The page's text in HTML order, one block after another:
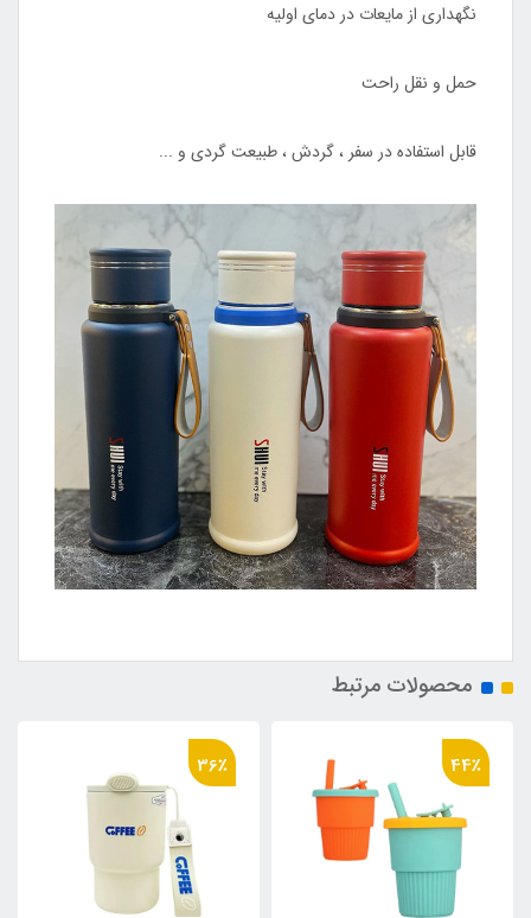
نگهداری از مایعات در دمای اولیه
حمل و نقل راحت
قابل استفاده در سفر ، گردش ، طبیعت گردی و ...
محصولات مرتبط
44٪ 36٪